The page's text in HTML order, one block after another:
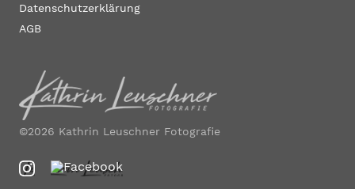
Datenschutzerklärung
AGB
©2026 Kathrin Leuschner Fotografie